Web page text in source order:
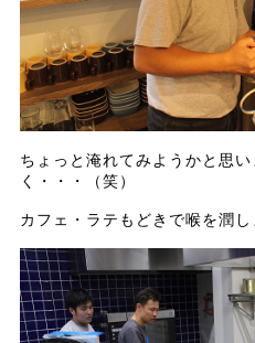
ちょっと淹れてみようかと思
く・・・（笑）
カフェ・ラテもどきで喉を潤し